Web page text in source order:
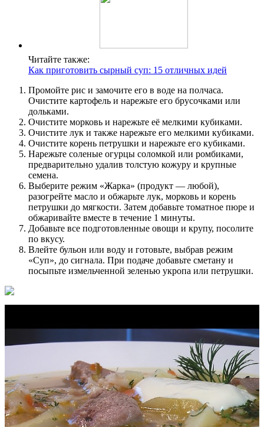
Читайте также:
Как приготовить сырный суп: 15 отличных идей
Промойте рис и замочите его в воде на полчаса.
Очистите картофель и нарежьте его брусочками или
дольками.
Очистите морковь и нарежьте её мелкими кубиками.
Очистите лук и также нарежьте его мелкими кубиками.
Очистите корень петрушки и нарежьте его кубиками.
Нарежьте соленые огурцы соломкой или ромбиками,
предварительно удалив толстую кожуру и крупные
семена.
Выберите режим «Жарка» (продукт — любой),
разогрейте масло и обжарьте лук, морковь и корень
петрушки до мягкости. Затем добавьте томатное пюре и
обжаривайте вместе в течение 1 минуты.
Добавьте все подготовленные овощи и крупу, посолите
по вкусу.
Влейте бульон или воду и готовьте, выбрав режим
«Суп», до сигнала. При подаче добавьте сметану и
посыпьте измельченной зеленью укропа или петрушки.